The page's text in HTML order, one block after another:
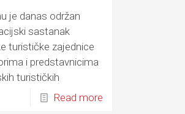
je danas održan
sastanak
turističke zajednice
i predstavnicima
turističkih
i grada Zagreba.
Read more